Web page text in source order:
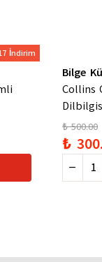
İndirim
Bilge
Collins
₺ 500.00
₺